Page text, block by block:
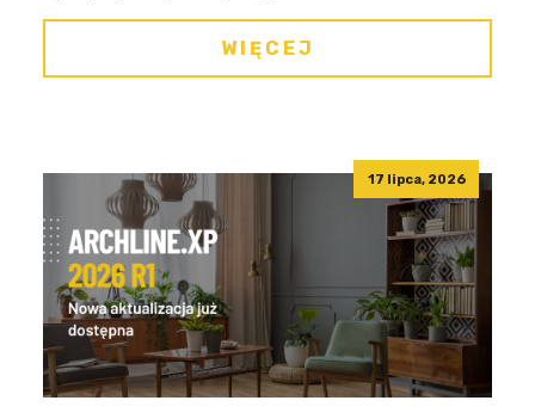
WIĘCEJ
17 lipca, 2026